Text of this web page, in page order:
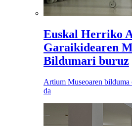
Euskal Herriko
Garaikidearen
Bildumari buruz
Artium Museoaren bilduma
da